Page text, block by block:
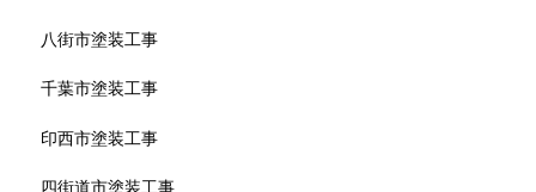
八街市塗装工事
千葉市塗装工事
印西市塗装工事
四街道市塗装工事